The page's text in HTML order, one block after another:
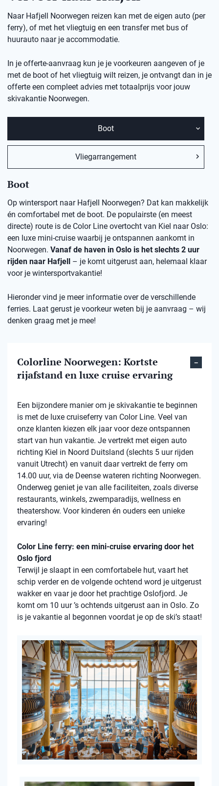
Naar Hafjell Noorwegen reizen kan met de eigen auto (per
ferry), of met het vliegtuig en een transfer met bus of
huurauto naar je accommodatie.
In je offerte-aanvraag kun je je voorkeuren aangeven of je
met de boot of het vliegtuig wilt reizen, je ontvangt dan in je
offerte een compleet advies met totaalprijs voor jouw
skivakantie Noorwegen.
Boot
Vliegarrangement
Boot
Op wintersport naar Hafjell Noorwegen? Dat kan makkelijk
én comfortabel met de boot. De populairste (en meest
directe) route is de Color Line overtocht van Kiel naar Oslo:
een luxe mini-cruise waarbij je ontspannen aankomt in
Noorwegen. Vanaf de haven in Oslo is het slechts 2 uur
rijden naar Hafjell – je komt uitgerust aan, helemaal klaar
voor je wintersportvakantie!
Hieronder vind je meer informatie over de verschillende
ferries. Laat gerust je voorkeur weten bij je aanvraag – wij
denken graag met je mee!
Colorline Noorwegen: Kortste
rijafstand en luxe cruise ervaring
Een bijzondere manier om je skivakantie te beginnen
is met de luxe cruiseferry van Color Line. Veel van
onze klanten kiezen elk jaar voor deze ontspannen
start van hun vakantie. Je vertrekt met eigen auto
richting Kiel in Noord Duitsland (slechts 5 uur rijden
vanuit Utrecht) en vanuit daar vertrekt de ferry om
14.00 uur, via de Deense wateren richting Noorwegen.
Onderweg geniet je van alle faciliteiten, zoals diverse
restaurants, winkels, zwemparadijs, wellness en
theatershow. Voor kinderen én ouders een unieke
ervaring!
Color Line ferry: een mini-cruise ervaring door het
Oslo fjord
Terwijl je slaapt in een comfortabele hut, vaart het
schip verder en de volgende ochtend word je uitgerust
wakker en vaar je door het prachtige Oslofjord. Je
komt om 10 uur ’s ochtends uitgerust aan in Oslo. Zo
is je vakantie al begonnen voordat je op de ski’s staat!